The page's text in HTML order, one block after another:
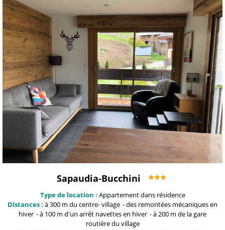
Sapaudia-Bucchini
Type de location : Appartement dans résidence
Distances : à 300 m du centre-village
des remontées mécaniques en
hiver
à 100 m d'un arrêt navettes en hiver à 200 m de la gare
routière du village